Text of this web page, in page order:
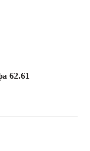
62.61